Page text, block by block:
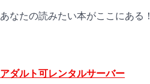
あなたの読みたい本がここにある！
アダルト可レンタルサーバー